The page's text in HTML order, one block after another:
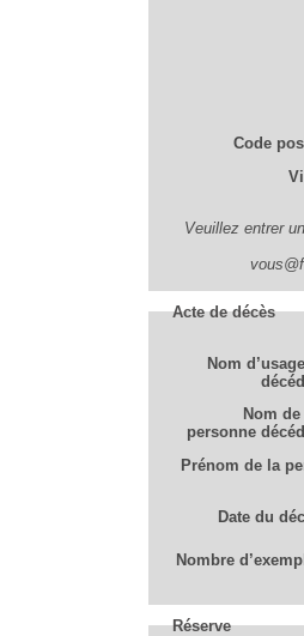
Code
Veuillez entrer
Acte de décès
Nom
Nom
personne
Prénom de la
Date du
Nombre
Réserve